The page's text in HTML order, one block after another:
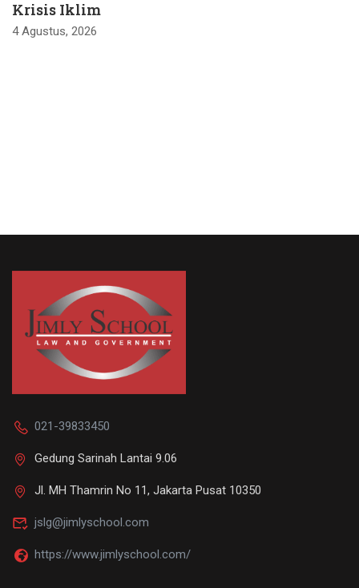
Krisis Iklim
4 Agustus, 2026
021-39833450
Gedung Sarinah Lantai 9.06
Jl. MH Thamrin No 11, Jakarta Pusat 10350
jslg@jimlyschool.com
https://www.jimlyschool.com/